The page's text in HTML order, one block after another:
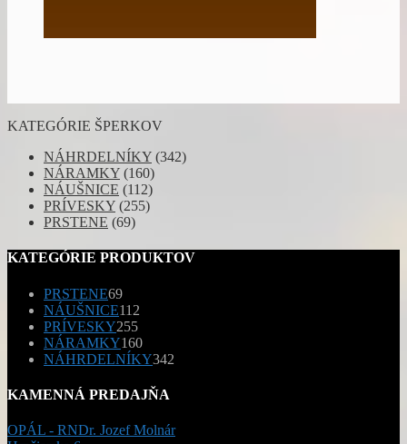
KATEGÓRIE ŠPERKOV
NÁHRDELNÍKY (342)
NÁRAMKY (160)
NÁUŠNICE (112)
PRÍVESKY (255)
PRSTENE (69)
KATEGÓRIE PRODUKTOV
PRSTENE6969
produktov
NÁUŠNICE112
PRÍVESKY255255
produktov
NÁRAMKY160160
produktov
NÁHRDELNÍKY342
KAMENNÁ PREDAJŇA
OPÁL - RNDr. Jozef Molnár